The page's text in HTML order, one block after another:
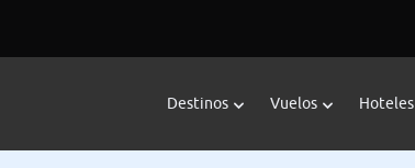
Destinos Vuelos Hoteles